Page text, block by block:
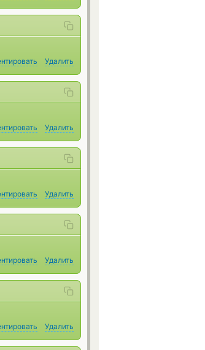
Удалить
Удалить
Удалить
Удалить
Удалить